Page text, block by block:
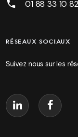
01 88 33 10 82
RÉSEAUX SOCIAUX
Suivez nous sur les